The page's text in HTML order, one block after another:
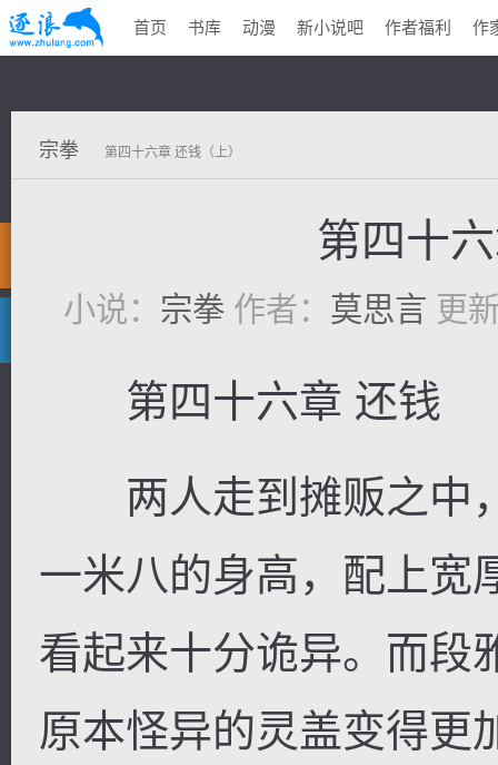
首页 书库 动漫 新小说吧 作者福利 作
宗拳 第四十六章 还钱（上）
第四十
小说： 宗拳作者： 莫思言 更
第四十六章 还钱
两人走到摊贩之中
一米八的身高，配上宽
看起来十分诡异。而段
原本怪异的灵盖变得更